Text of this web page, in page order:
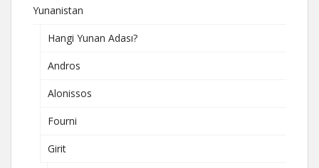
Yunanistan
Hangi Yunan Adası?
Andros
Alonissos
Fourni
Girit